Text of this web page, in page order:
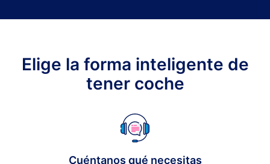
Elige la forma inteligente de
tener coche
Cuéntanos qué necesitas